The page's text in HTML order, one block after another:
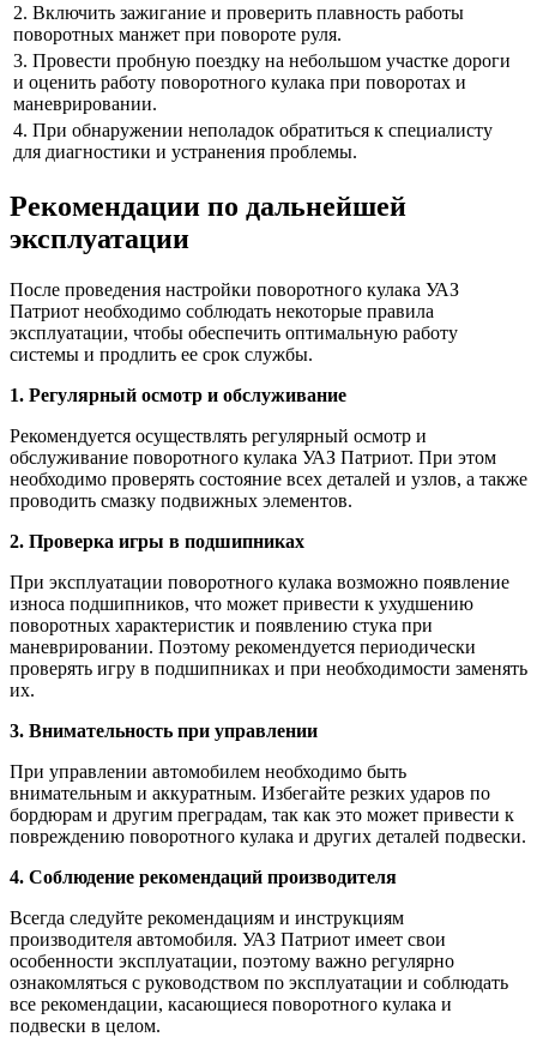
2. Включить зажигание и проверить плавность работы
поворотных манжет при повороте руля.
3. Провести пробную поездку на небольшом участке дороги
и оценить работу поворотного кулака при поворотах и
маневрировании.
4. При обнаружении неполадок обратиться к специалисту
для диагностики и устранения проблемы.
Рекомендации по дальнейшей
эксплуатации
После проведения настройки поворотного кулака УАЗ
Патриот необходимо соблюдать некоторые правила
эксплуатации, чтобы обеспечить оптимальную работу
системы и продлить ее срок службы.
1. Регулярный осмотр и обслуживание
Рекомендуется осуществлять регулярный осмотр и
обслуживание поворотного кулака УАЗ Патриот. При этом
необходимо проверять состояние всех деталей и узлов, а также
проводить смазку подвижных элементов.
2. Проверка игры в подшипниках
При эксплуатации поворотного кулака возможно появление
износа подшипников, что может привести к ухудшению
поворотных характеристик и появлению стука при
маневрировании. Поэтому рекомендуется периодически
проверять игру в подшипниках и при необходимости заменять
их.
3. Внимательность при управлении
При управлении автомобилем необходимо быть
внимательным и аккуратным. Избегайте резких ударов по
бордюрам и другим преградам, так как это может привести к
повреждению поворотного кулака и других деталей подвески.
4. Соблюдение рекомендаций производителя
Всегда следуйте рекомендациям и инструкциям
производителя автомобиля. УАЗ Патриот имеет свои
особенности эксплуатации, поэтому важно регулярно
ознакомляться с руководством по эксплуатации и соблюдать
все рекомендации, касающиеся поворотного кулака и
подвески в целом.